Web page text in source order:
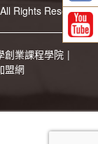
Rights Reserved
創業課程學院 |
盟網